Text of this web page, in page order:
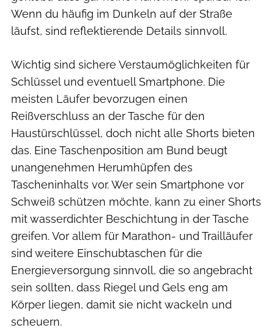
Wenn du häufig im Dunkeln auf der Straße
läufst, sind reflektierende Details sinnvoll.
Wichtig sind sichere Verstaumöglichkeiten für
Schlüssel und eventuell Smartphone. Die
meisten Läufer bevorzugen einen
Reißverschluss an der Tasche für den
Haustürschlüssel, doch nicht alle Shorts bieten
das. Eine Taschenposition am Bund beugt
unangenehmen Herumhüpfen des
Tascheninhalts vor. Wer sein Smartphone vor
Schweiß schützen möchte, kann zu einer Shorts
mit wasserdichter Beschichtung in der Tasche
greifen. Vor allem für Marathon- und Trailläufer
sind weitere Einschubtaschen für die
Energieversorgung sinnvoll, die so angebracht
sein sollten, dass Riegel und Gels eng am
Körper liegen, damit sie nicht wackeln und
scheuern.